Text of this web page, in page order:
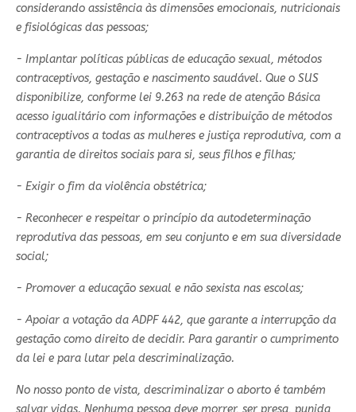
considerando assistência às dimensões emocionais, nutricionais
e fisiológicas das pessoas;
- Implantar políticas públicas de educação sexual, métodos
contraceptivos, gestação e nascimento saudável. Que o SUS
disponibilize, conforme lei 9.263 na rede de atenção Básica
acesso igualitário com informações e distribuição de métodos
contraceptivos a todas as mulheres e justiça reprodutiva, com a
garantia de direitos sociais para si, seus filhos e filhas;
- Exigir o fim da violência obstétrica;
- Reconhecer e respeitar o princípio da autodeterminação
reprodutiva das pessoas, em seu conjunto e em sua diversidade
social;
- Promover a educação sexual e não sexista nas escolas;
- Apoiar a votação da ADPF 442, que garante a interrupção da
gestação como direito de decidir. Para garantir o cumprimento
da lei e para lutar pela descriminalização.
No nosso ponto de vista, descriminalizar o aborto é também